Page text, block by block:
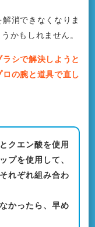
消できなくなりま
かもしれません。
シで解決しようと
の腕と道具で直し
クエン酸を使用
プを使用して、
れぞれ組み合わ
かったら、早め